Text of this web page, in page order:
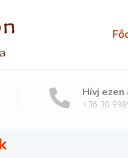
Hívj ezen
+36 30